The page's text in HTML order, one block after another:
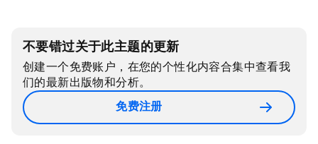
不要错过关于此主题的更新
创建一个免费账户，在您的个性化内容合集中查看我
们的最新出版物和分析。
免费注册